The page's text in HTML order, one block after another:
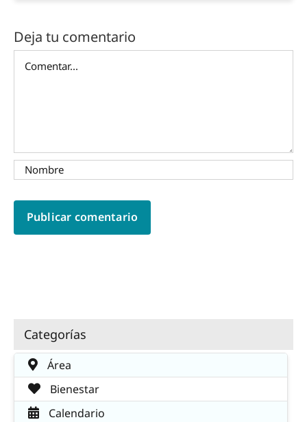
Deja tu comentario
Categorías
Área
Bienestar
Calendario